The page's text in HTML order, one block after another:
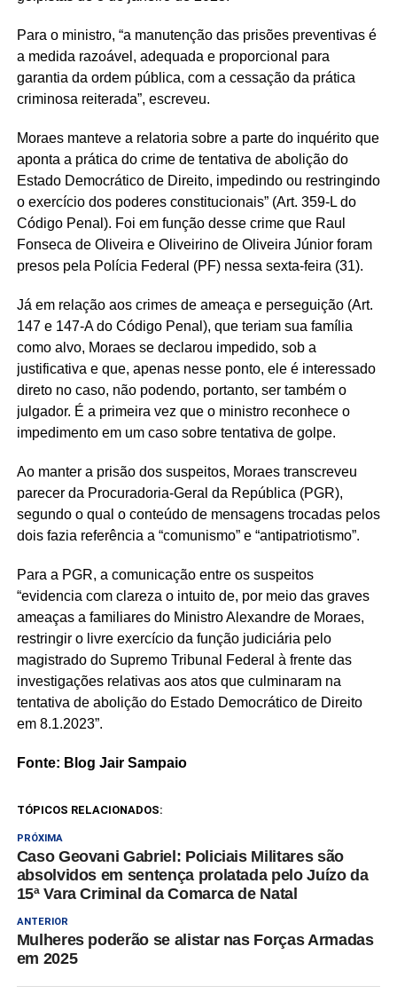
Para o ministro, “a manutenção das prisões preventivas é
a medida razoável, adequada e proporcional para
garantia da ordem pública, com a cessação da prática
criminosa reiterada”, escreveu.
Moraes manteve a relatoria sobre a parte do inquérito que
aponta a prática do crime de tentativa de abolição do
Estado Democrático de Direito, impedindo ou restringindo
o exercício dos poderes constitucionais” (Art. 359-L do
Código Penal). Foi em função desse crime que Raul
Fonseca de Oliveira e Oliveirino de Oliveira Júnior foram
presos pela Polícia Federal (PF) nessa sexta-feira (31).
Já em relação aos crimes de ameaça e perseguição (Art.
147 e 147-A do Código Penal), que teriam sua família
como alvo, Moraes se declarou impedido, sob a
justificativa e que, apenas nesse ponto, ele é interessado
direto no caso, não podendo, portanto, ser também o
julgador. É a primeira vez que o ministro reconhece o
impedimento em um caso sobre tentativa de golpe.
Ao manter a prisão dos suspeitos, Moraes transcreveu
parecer da Procuradoria-Geral da República (PGR),
segundo o qual o conteúdo de mensagens trocadas pelos
dois fazia referência a “comunismo” e “antipatriotismo”.
Para a PGR, a comunicação entre os suspeitos
“evidencia com clareza o intuito de, por meio das graves
ameaças a familiares do Ministro Alexandre de Moraes,
restringir o livre exercício da função judiciária pelo
magistrado do Supremo Tribunal Federal à frente das
investigações relativas aos atos que culminaram na
tentativa de abolição do Estado Democrático de Direito
em 8.1.2023”.
Fonte: Blog Jair Sampaio
TÓPICOS RELACIONADOS:
PRÓXIMA
Caso Geovani Gabriel: Policiais Militares são
absolvidos em sentença prolatada pelo Juízo da
15ª Vara Criminal da Comarca de Natal
ANTERIOR
Mulheres poderão se alistar nas Forças Armadas
em 2025